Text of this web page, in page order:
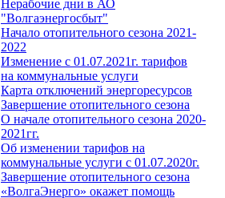
Нерабочие дни в АО
"Волгаэнергосбыт"
Начало отопительного сезона 2021-
2022
Изменение с 01.07.2021г. тарифов
на коммунальные услуги
Карта отключений энергоресурсов
Завершение отопительного сезона
О начале отопительного сезона 2020-
2021гг.
Об изменении тарифов на
коммунальные услуги с 01.07.2020г.
Завершение отопительного сезона
«ВолгаЭнерго» окажет помощь